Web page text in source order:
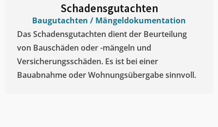
Schadensgutachten
Baugutachten / Mängeldokumentation
Das Schadensgutachten dient der Beurteilung
von Bauschäden oder -mängeln und
Versicherungsschäden. Es ist bei einer
Bauabnahme oder Wohnungsübergabe sinnvoll.